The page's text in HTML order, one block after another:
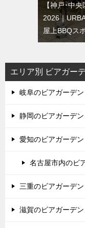
【神戸･中
2026｜
屋上BBQス
エリア別 ビアガー
岐阜のビアガーデ
静岡のビアガーデ
愛知のビアガーデ
名古屋市内のビ
三重のビアガーデ
滋賀のビアガーデ